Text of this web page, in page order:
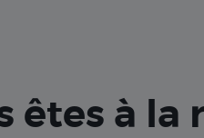
êtes à la